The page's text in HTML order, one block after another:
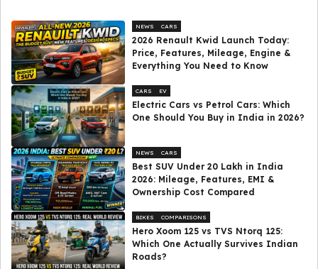
NEWS CARS
2026 Renault Kwid Launch Today:
Price, Features, Mileage, Engine &
Everything You Need to Know
CARS EV
Electric Cars vs Petrol Cars: Which
One Should You Buy in India in 2026?
NEWS CARS
Best SUV Under ₹20 Lakh in India
2026: Mileage, Features, EMI &
Ownership Cost Compared
BIKES COMPARISONS
Hero Xoom 125 vs TVS Ntorq 125:
Which One Actually Survives Indian
Roads?